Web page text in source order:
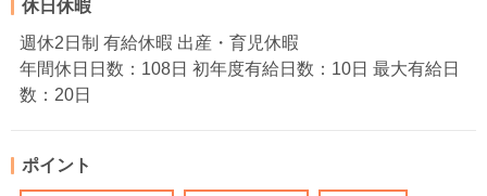
休日休暇
週休2日制 有給休暇 出産・育児休暇
年間休日日数：108日 初年度有給日数：10日 最大有給日
数：20日
ポイント